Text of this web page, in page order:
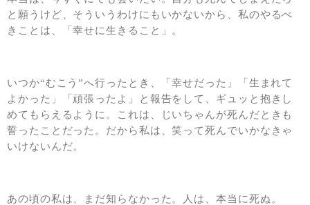
と願うけど、そういうわけにもいかないから、私のやるべ
きことは、「幸せに生きること」。
いつか“むこう”へ行ったとき、「幸せだった」「生まれて
よかった」「頑張ったよ」と報告をして、ギュッと抱きし
めてもらえるように。これは、じいちゃんが死んだときも
誓ったことだった。だから私は、笑って死んでいかなきゃ
いけないんだ。
あの頃の私は、まだ知らなかった。人は、本当に死ぬ。